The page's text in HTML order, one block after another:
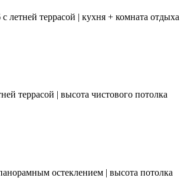
с летней террасой | кухня + комната отдыха
террасой | высота чистового потолка
остеклением | высота потолка